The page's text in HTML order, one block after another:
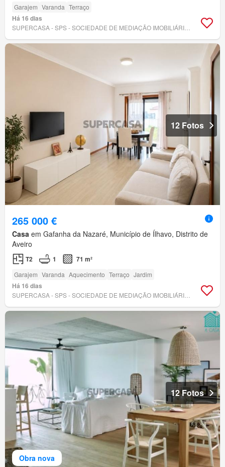
Garajem Varanda Terraço
Há 16 dias
12 Fotos
265 000 €
Casa em Gafanha da Nazaré, Município de Ílhavo, Distrito de
Aveiro
T2 1 71 m²
Garajem Varanda Aquecimento Terraço Jardim
Há 16 dias
Obra nova
12 Fotos